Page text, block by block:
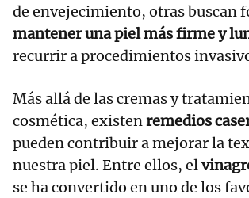
de envejecimiento, otras buscan
mantener una piel más firme y
recurrir a procedimientos
Más allá de las cremas y
cosmética, existenremedios
pueden contribuir a mejorar la
nuestra piel. Entre ellos, el
se ha convertido en uno de los